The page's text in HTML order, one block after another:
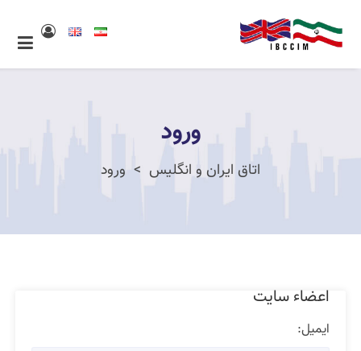
ورود
اتاق ایران و انگلیس ورود
اعضاء سایت
ایمیل: